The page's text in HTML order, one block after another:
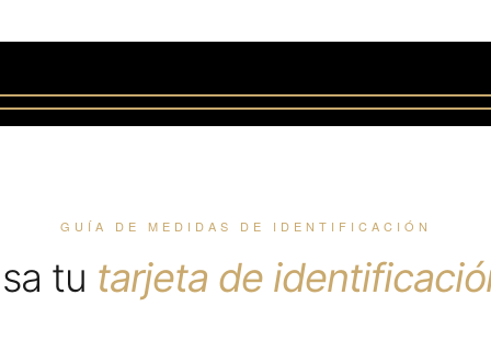
GUÍA DE MEDIDAS DE IDENTIFICACIÓN
tu tarjeta de